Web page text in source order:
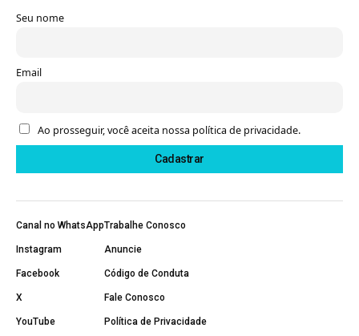
Seu nome
Email
Ao prosseguir, você aceita nossa política de privacidade.
Canal no WhatsApp
Instagram
Facebook
X
YouTube
Trabalhe Conosco
Anuncie
Código de Conduta
Fale Conosco
Política de Privacidade